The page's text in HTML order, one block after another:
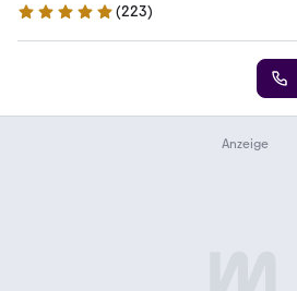
4.9 Sterne
(223)